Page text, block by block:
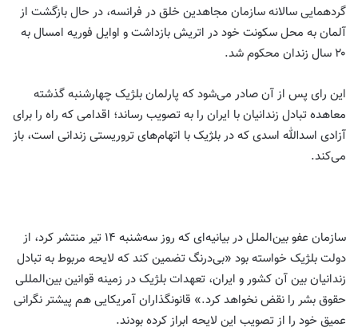
گردهمایی سالانه سازمان مجاهدین خلق در فرانسه، در حال بازگشت از
آلمان به محل سکونت خود در اتریش بازداشت و اوایل فوریه امسال به
۲۰ سال زندان محکوم شد.
این رای پس از آن صادر می‌شود که پارلمان بلژیک چهارشنبه گذشته
معاهده تبادل زندانیان با ایران را به تصویب رساند؛ اقدامی که راه را برای
آزادی اسدالله اسدی که در بلژیک با اتهام‌های تروریستی زندانی است، باز
می‌کند.
سازمان عفو بین‌الملل در بیانیه‌ای که روز سه‌شنبه ۱۴ تیر منتشر کرد، از
دولت بلژیک خواسته‌ بود «بی‌درنگ تضمین کند که لایحه مربوط به تبادل
زندانیان بین آن کشور و ایران، تعهدات بلژیک در زمینه قوانین بین‌المللی
حقوق بشر را نقض نخواهد کرد.» قانونگذاران آمریکایی هم پیشتر نگرانی
عمیق خود را از تصویب این لایحه ابراز کرده بودند.